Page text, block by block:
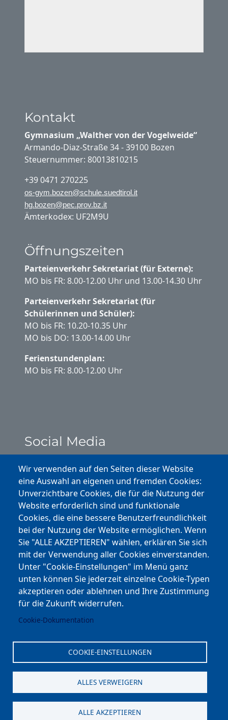
Wir verwenden auf den Seiten dieser Website
eine Auswahl an eigenen und fremden Cookies:
Unverzichtbare Cookies, die für die Nutzung der
Website erforderlich sind und funktionale
Cookies, die eine bessere Benutzerfreundlichkeit
bei der Nutzung der Website ermöglichen. Wenn
Sie "ALLE AKZEPTIEREN" wählen, erklären Sie sich
mit der Verwendung aller Cookies einverstanden.
Unter "Cookie-Einstellungen" im Menü ganz
unten können Sie jederzeit einzelne Cookie-Typen
akzeptieren oder ablehnen und Ihre Zustimmung
für die Zukunft widerrufen.
Cookie-Dokumentation
COOKIE-EINSTELLUNGEN
ALLES VERWEIGERN
ALLE AKZEPTIEREN
Kontakt
Gymnasium „Walther von der Vogelweide“
Armando-Diaz-Straße 34 - 39100 Bozen
Steuernummer: 80013810215
+39 0471 270225
os-gym.bozen@schule.suedtirol.it
hg.bozen@pec.prov.bz.it
Ämterkodex: UF2M9U
Öffnungszeiten
Parteienverkehr Sekretariat (für Externe):
MO bis FR: 8.00-12.00 Uhr und 13.00-14.30 Uhr
Parteienverkehr Sekretariat (für
Schülerinnen und Schüler):
MO bis FR: 10.20-10.35 Uhr
MO bis DO: 13.00-14.00 Uhr
Ferienstundenplan:
MO bis FR: 8.00-12.00 Uhr
Social Media
Instagram
Facebook
Youtube
Andere Bereiche
transp. Verwaltung / Amm. Trasparente
Nationaler Plan für Aufbau und Resilienz
Cookie-Einstellungen
Kontakt
⎋ Autonome Provinz Bozen
⎋ Schulbibliothek
⎋ Sportnews von unserer Schule